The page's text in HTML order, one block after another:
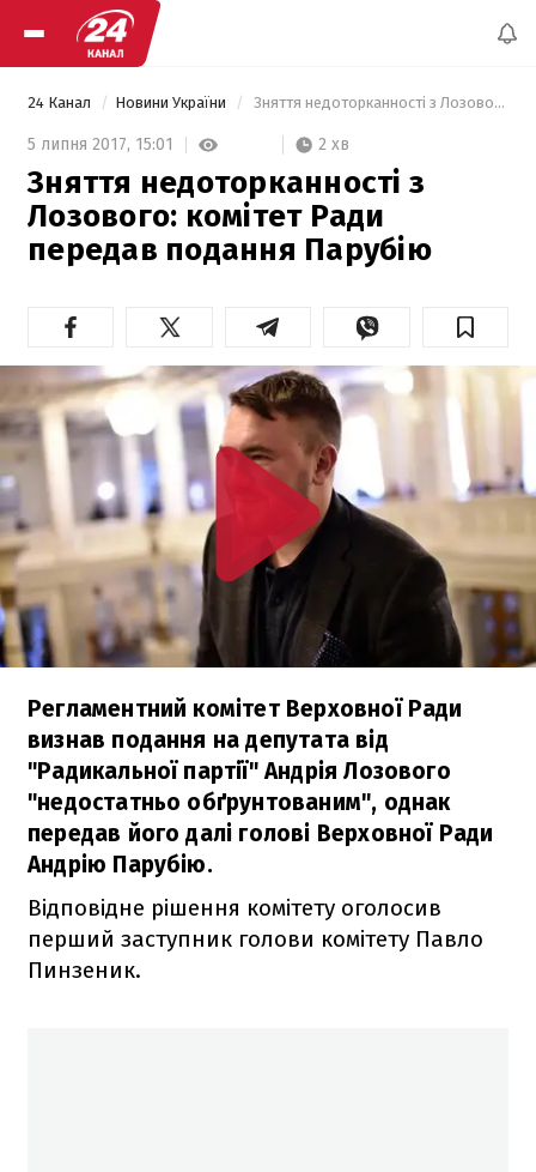
24 Канал Новини України Зняття недоторканності з Лозового: комітет Ради передав подання Парубію
5 липня 2017, 15:01 2 хв
Зняття недоторканності з
Лозового: комітет Ради
передав подання Парубію
Регламентний комітет Верховної Ради
визнав подання на депутата від
"Радикальної партії" Андрія Лозового
"недостатньо обґрунтованим", однак
передав його далі голові Верховної Ради
Андрію Парубію.
Відповідне рішення комітету оголосив
перший заступник голови комітету Павло
Пинзеник.